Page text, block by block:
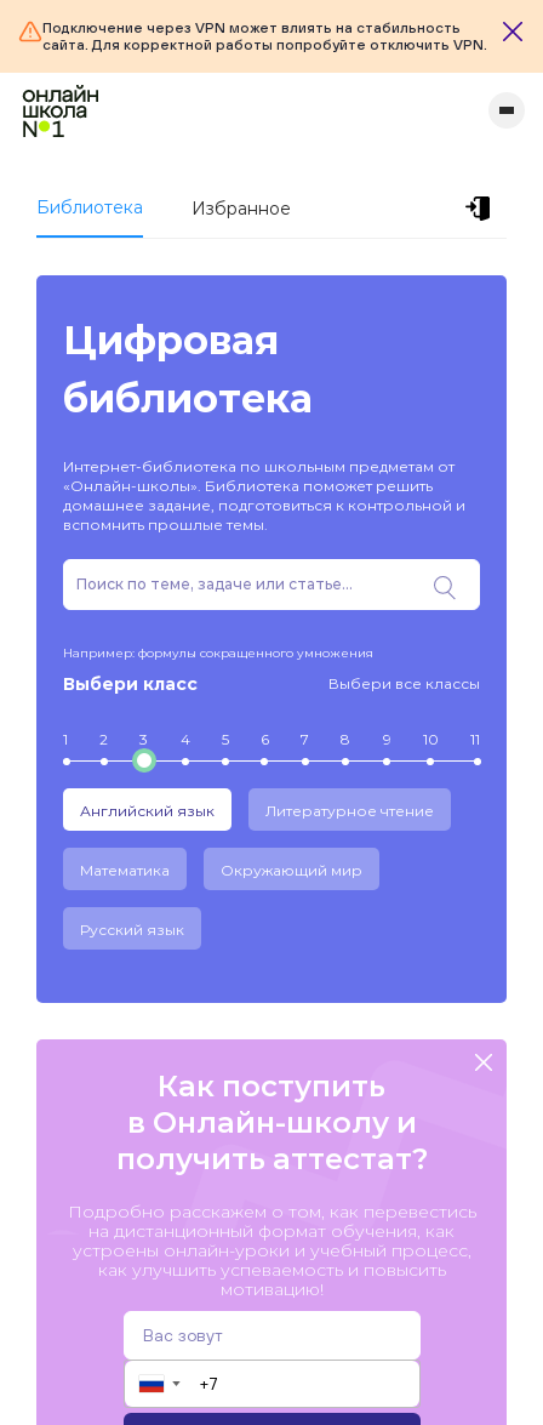
Подключение через VPN может влиять на стабильность
сайта. Для корректной работы попробуйте отключить VPN.
Библиотека Избранное
Цифровая
библиотека
Интернет-библиотека по школьным предметам от
«Онлайн-школы». Библиотека поможет решить
домашнее задание, подготовиться к контрольной и
вспомнить прошлые темы.
Например: формулы сокращенного умножения
Выбери класс Выбери все классы
1 2 3 4 5 6 7 8 9 10 11
Английский язык Литературное чтение
Математика Окружающий мир
Русский язык
Как поступить
в Онлайн-школу и
получить аттестат?
Подробно расскажем о том, как перевестись
на дистанционный формат обучения, как
устроены онлайн-уроки и учебный процесс,
как улучшить успеваемость и повысить
мотивацию!
▼